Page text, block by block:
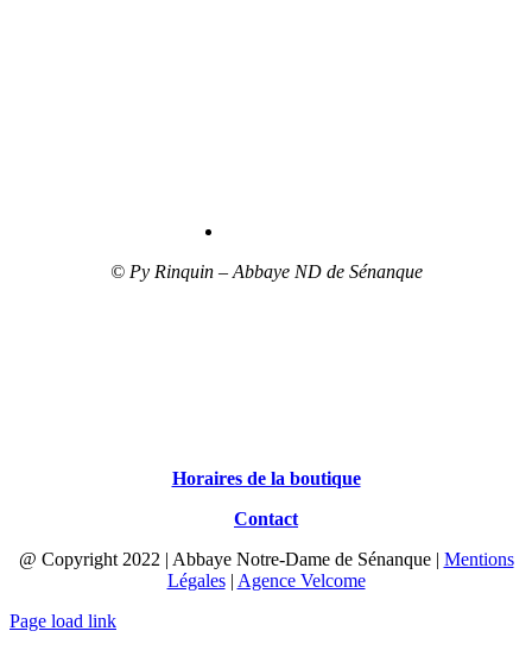
© Py Rinquin – Abbaye ND de Sénanque
Horaires de la boutique
Contact
@ Copyright 2022 | Abbaye Notre-Dame de Sénanque | Mentions
Légales| Agence Velcome
Page load link